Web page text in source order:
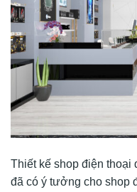
Thiết kế shop điện thoại
đã có ý tưởng cho shop